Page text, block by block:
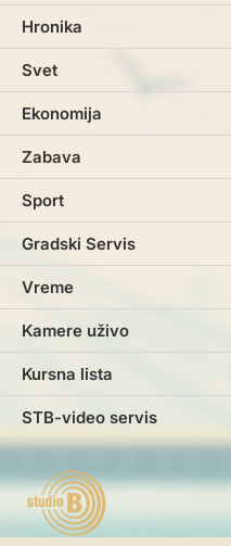
Hronika
Svet
Ekonomija
Zabava
Sport
Gradski Servis
Vreme
Kamere uživo
Kursna lista
STB-video servis